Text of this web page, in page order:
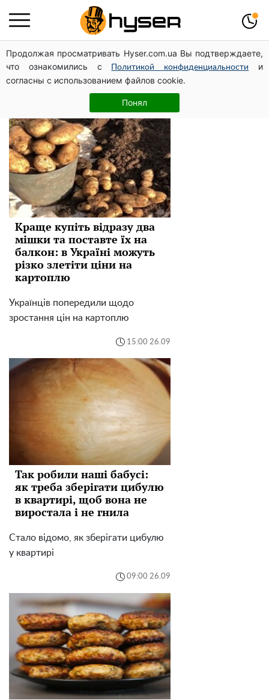
Продолжая просматривать Hyser.com.ua Вы подтверждаете,
что ознакомились с
Политикой конфиденциальности
и
согласны с использованием файлов cookie.
Понял
продукты
Краще купіть відразу два
мішки та поставте їх на
балкон: в Україні можуть
різко злетіти ціни на
картоплю
Українців попередили щодо
зростання цін на картоплю
15:00 26.09
Так робили наші бабусі:
як треба зберігати цибулю
в квартирі, щоб вона не
виростала і не гнила
Стало відомо, як зберігати цибулю
у квартирі
09:00 26.09